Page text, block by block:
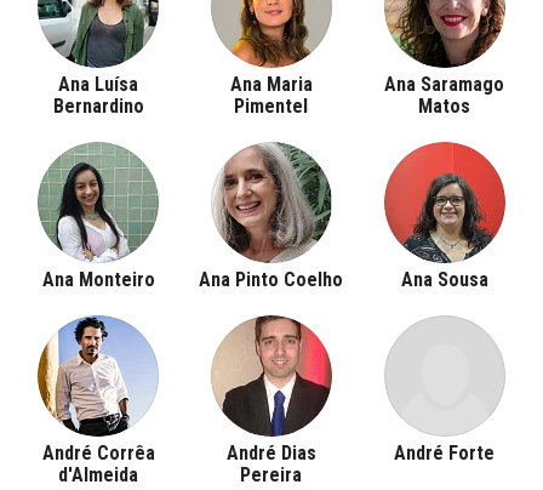
Ana Luísa
Bernardino
Ana Maria
Pimentel
Ana Saramago
Matos
Ana Monteiro Ana Pinto Coelho Ana Sousa
André Corrêa
d'Almeida
André Dias
Pereira
André Forte